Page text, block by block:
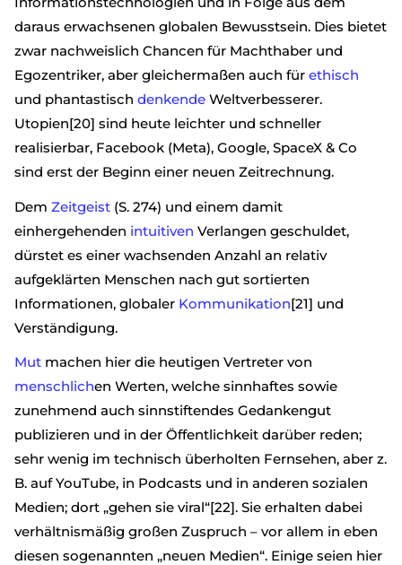
daraus erwachsenen globalen Bewusstsein. Dies bietet
zwar nachweislich Chancen für Machthaber und
Egozentriker, aber gleichermaßen auch für ethisch
und phantastisch denkende Weltverbesserer.
Utopien[20] sind heute leichter und schneller
realisierbar, Facebook (Meta), Google, SpaceX & Co
sind erst der Beginn einer neuen Zeitrechnung.
Dem Zeitgeist (S. 274) und einem damit
einhergehenden intuitiven Verlangen geschuldet,
dürstet es einer wachsenden Anzahl an relativ
aufgeklärten Menschen nach gut sortierten
Informationen, globaler Kommunikation[21] und
Verständigung.
Mut machen hier die heutigen Vertreter von
menschlichen Werten, welche sinnhaftes sowie
zunehmend auch sinnstiftendes Gedankengut
publizieren und in der Öffentlichkeit darüber reden;
sehr wenig im technisch überholten Fernsehen, aber z.
B. auf YouTube, in Podcasts und in anderen sozialen
Medien; dort „gehen sie viral“[22]. Sie erhalten dabei
verhältnismäßig großen Zuspruch – vor allem in eben
diesen sogenannten „neuen Medien“. Einige seien hier